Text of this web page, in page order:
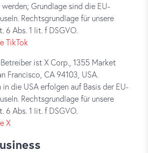
Grundlage sind die EU-
Rechtsgrundlage für unsere
6 Abs. 1 lit. f DSGVO.
TikTok
Betreiber ist X Corp., 1355 Market
Francisco, CA 94103, USA.
die USA erfolgen auf Basis der EU-
Rechtsgrundlage für unsere
6 Abs. 1 lit. f DSGVO.
X